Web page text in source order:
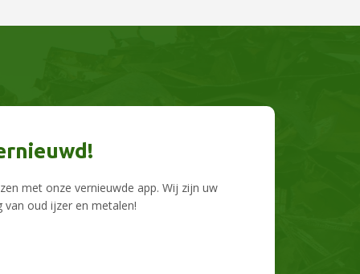
met onze vernieuwde app. Wij zijn uw
oud ijzer en metalen!